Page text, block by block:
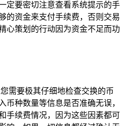
定要密切注意查看系统提示的手
的资金来支付手续费，否则交易
心策划的行动因为资金不足而功
需要极其仔细地检查交换的币
币种数量等信息是否准确无误，
手续费情况，因为这些因素都可